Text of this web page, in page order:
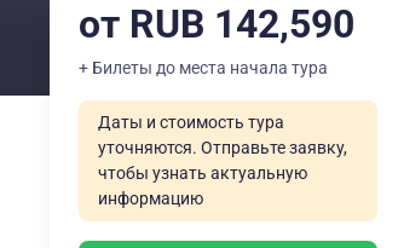
от RUB 142,590
+ Билеты до места начала тура
Даты и стоимость тура
уточняются. Отправьте заявку,
чтобы узнать актуальную
информацию